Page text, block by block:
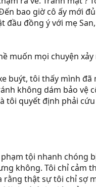
bao giờ cô ấy mới
đầu đồng ý với mẹ
muốn mọi chuyện xảy
buýt, tôi thấy mình
không dám bảo vệ
tôi quyết định phải
tội nhanh chóng
không. Tôi chỉ cảm
thật sự tôi chỉ sợ